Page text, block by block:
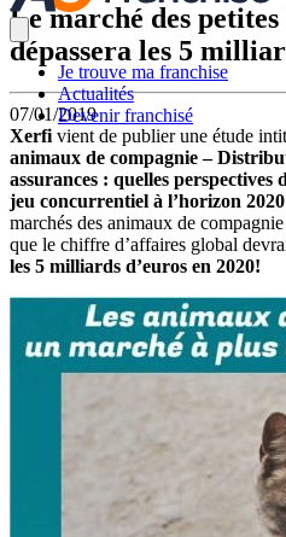
Je trouve ma franchise
Actualités
Devenir franchisé
Le marché des
dépassera les 5
07/01/2019
Xerfi vient de publier une étude
animaux de compagnie –
assurances : quelles perspectives
jeu concurrentiel à l’horizon
marchés des animaux de
que le chiffre d’affaires global
les 5 milliards d’euros en 2020!